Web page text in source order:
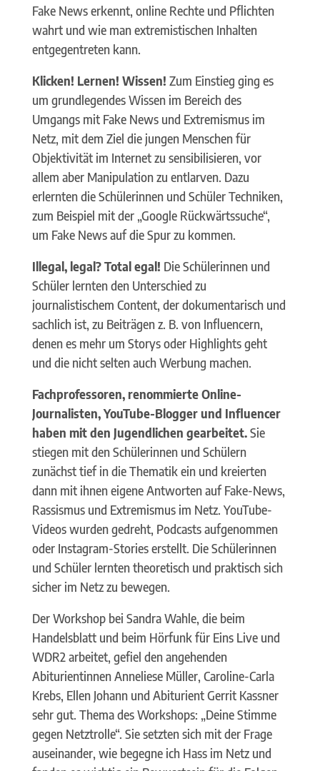
Fake News erkennt, online Rechte und Pflichten
wahrt und wie man extremistischen Inhalten
entgegentreten kann.
Klicken! Lernen! Wissen! Zum Einstieg ging es
um grundlegendes Wissen im Bereich des
Umgangs mit Fake News und Extremismus im
Netz, mit dem Ziel die jungen Menschen für
Objektivität im Internet zu sensibilisieren, vor
allem aber Manipulation zu entlarven. Dazu
erlernten die Schülerinnen und Schüler Techniken,
zum Beispiel mit der „Google Rückwärtssuche“,
um Fake News auf die Spur zu kommen.
Illegal, legal? Total egal! Die Schülerinnen und
Schüler lernten den Unterschied zu
journalistischem Content, der dokumentarisch und
sachlich ist, zu Beiträgen z. B. von Influencern,
denen es mehr um Storys oder Highlights geht
und die nicht selten auch Werbung machen.
Fachprofessoren, renommierte Online-
Journalisten, YouTube-Blogger und Influencer
haben mit den Jugendlichen gearbeitet.Sie
stiegen mit den Schülerinnen und Schülern
zunächst tief in die Thematik ein und kreierten
dann mit ihnen eigene Antworten auf Fake-News,
Rassismus und Extremismus im Netz. YouTube-
Videos wurden gedreht, Podcasts aufgenommen
oder Instagram-Stories erstellt. Die Schülerinnen
und Schüler lernten theoretisch und praktisch sich
sicher im Netz zu bewegen.
Der Workshop bei Sandra Wahle, die beim
Handelsblatt und beim Hörfunk für Eins Live und
WDR2 arbeitet, gefiel den angehenden
Abiturientinnen Anneliese Müller, Caroline-Carla
Krebs, Ellen Johann und Abiturient Gerrit Kassner
sehr gut. Thema des Workshops: „Deine Stimme
gegen Netztrolle“. Sie setzten sich mit der Frage
auseinander, wie begegne ich Hass im Netz und